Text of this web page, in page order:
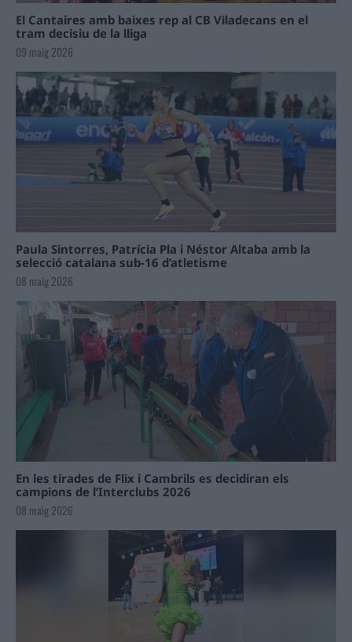
El Cantaires amb baixes rep al CB Viladecans en el
tram decisiu de la lliga
09 maig 2026
Paula Sintorres, Patrícia Pla i Néstor Altaba amb la
selecció catalana sub-16 d’atletisme
08 maig 2026
En les tirades de Flix i Cambrils es decidiran els
campions de l’Interclubs 2026
08 maig 2026